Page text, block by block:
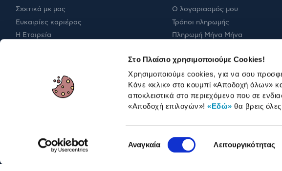
Στο Πλαίσιο χρησιμοποιούμε Cookies!
Χρησιμοποιούμε cookies, για να σου
Κάνε «κλικ» στο κουμπί «Αποδοχή όλων»
αποκλειστικά στο περιεχόμενο που σε
«Αποδοχή επιλογών»!«Εδώ» θα βρεις
συγκατάθεσης
Αναγκαία Λειτουργικότητας
Σχετικά με μας
Ευκαιρίες καριέρας
Η Εταιρεία
Ο λογαριασμός μου
Τρόποι πληρωμής
Πληρωμή Μήνα Μήνα
Επιστροφές
ΓΙΑ ΕΠΑΓΓΕΛΜΑΤΙΕΣ